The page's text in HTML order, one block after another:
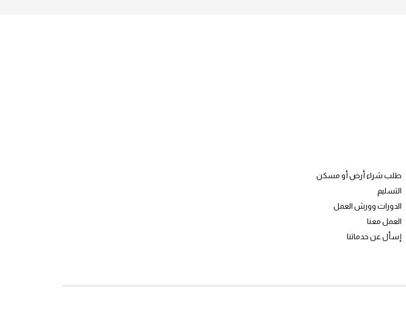
طلب شراء أرض أو مسكن
التسليم
الدورات وورش العمل
العمل معنا
إسأل عن خدماتنا